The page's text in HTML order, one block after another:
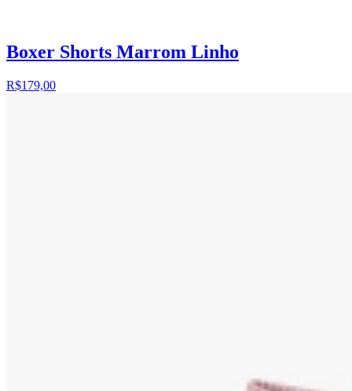
Boxer Shorts Marrom Linho
R$179,00